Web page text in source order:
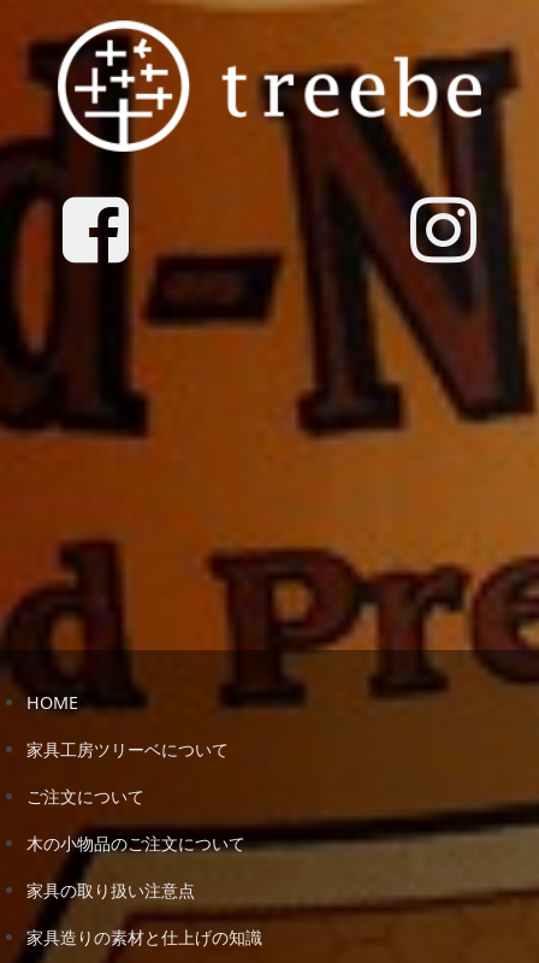
HOME
家具工房ツリーベについて
ご注文について
木の小物品のご注文について
家具の取り扱い注意点
家具造りの素材と仕上げの知識